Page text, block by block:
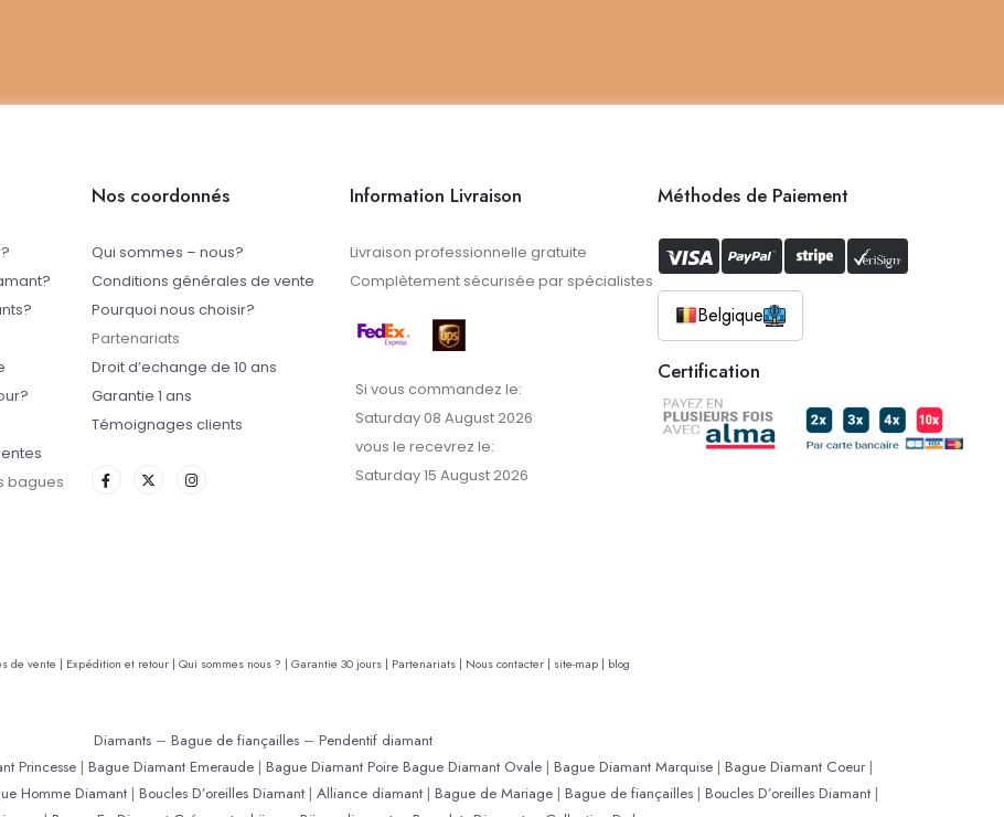
bagues
Nos coordonnés
Qui sommes – nous?
Conditions générales de vente
Pourquoi nous choisir?
Partenariats
Droit d’echange de 10 ans
Garantie 1 ans
Témoignages clients
Information Livraison
Livraison professionnelle gratuite
Complètement sécurisée par spécialistes
Si vous commandez le:
Saturday 08 August 2026
vous le recevrez le:
Saturday 15 August 2026
Méthodes de Paiement
Belgique
Certification
de vente | Expédition et retour | Qui sommes nous ? | Garantie 30 jours | Partenariats | Nous contacter | site-map | blog
Diamants– Bague de fiançailles– Pendentif diamant
Princesse| Bague Diamant Emeraude| Bague Diamant Poire Bague Diamant Ovale| Bague Diamant Marquise| Bague Diamant Coeur|
Homme Diamant | Boucles D’oreilles Diamant | Alliance diamant | Bague de Mariage | Bague de fiançailles | Boucles D’oreilles Diamant |